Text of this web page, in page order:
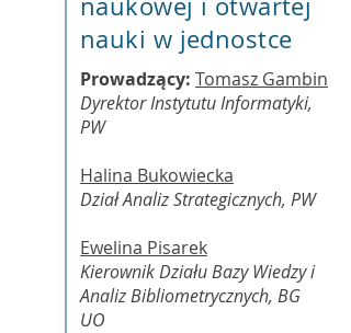
nauki w jednostce
Prowadzący: Tomasz Gambin
Dyrektor Instytutu Informatyki,
PW
Halina Bukowiecka
Dział Analiz Strategicznych, PW
Ewelina Pisarek
Kierownik Działu Bazy Wiedzy i
Analiz Bibliometrycznych, BG
UO